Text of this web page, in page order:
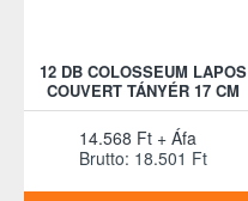
12 DB COLOSSEUM LAPOS
COUVERT TÁNYÉR 17 CM
14.568 Ft + Áfa
Brutto: 18.501 Ft